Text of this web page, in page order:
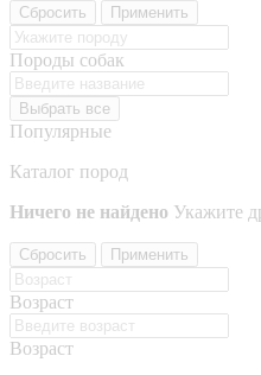
Сбросить Применить
Породы собак
Выбрать все
Популярные
Каталог пород
Ничего не найдено Укажите
Сбросить Применить
Возраст
Возраст